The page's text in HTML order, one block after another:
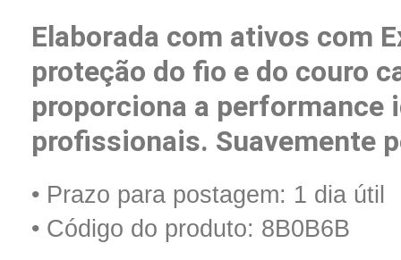
Elaborada com ativos com
proteção do fio e do couro
proporciona a performance
profissionais. Suavemente
• Prazo para postagem: 1 dia útil
• Código do produto: 8B0B6B